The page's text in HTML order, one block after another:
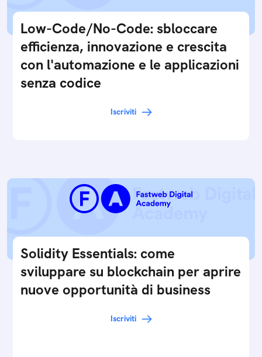
Low-Code/No-Code: sbloccare
efficienza, innovazione e crescita
con l'automazione e le applicazioni
senza codice
Iscriviti
Solidity Essentials: come
sviluppare su blockchain per aprire
nuove opportunità di business
Iscriviti